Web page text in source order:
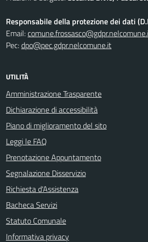
Responsabile della protezione dei dati
Email:
Pec:dpo@pec.gdpr.nelcomune.it
UTILITÀ
Amministrazione Trasparente
Dichiarazione di accessibilità
Piano di miglioramento del sito
Leggi le FAQ
Prenotazione Appuntamento
Segnalazione Disservizio
Richiesta d'Assistenza
Bacheca Servizi
Statuto Comunale
Informativa privacy